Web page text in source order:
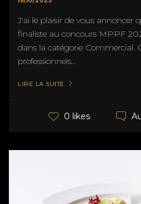
J'ai le plaisir de vous annoncer
finaliste au concours MPPF
dans la catégorie Commercial.
professionnels...
LIRE LA SUITE
0 likes